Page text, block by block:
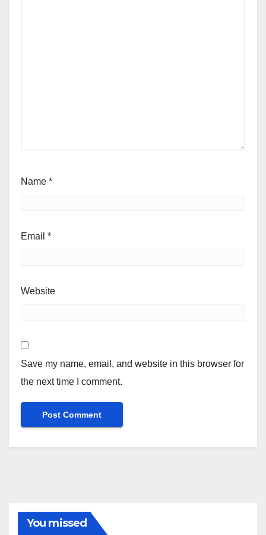
Name *
Email *
Website
Save my name, email, and website in this browser for
the next time I comment.
You missed